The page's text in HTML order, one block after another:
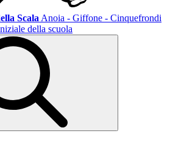
Scala Anoia - Giffone - Cinquefrondi
della scuola